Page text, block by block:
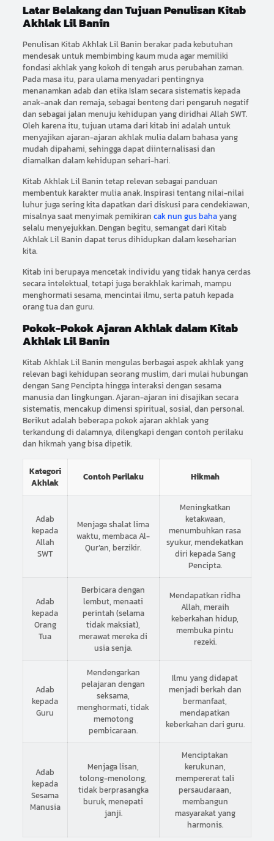
Latar Belakang dan Tujuan Penulisan Kitab
Akhlak Lil Banin
Penulisan Kitab Akhlak Lil Banin berakar pada kebutuhan
mendesak untuk membimbing kaum muda agar memiliki
fondasi akhlak yang kokoh di tengah arus perubahan zaman.
Pada masa itu, para ulama menyadari pentingnya
menanamkan adab dan etika Islam secara sistematis kepada
anak-anak dan remaja, sebagai benteng dari pengaruh negatif
dan sebagai jalan menuju kehidupan yang diridhai Allah SWT.
Oleh karena itu, tujuan utama dari kitab ini adalah untuk
menyajikan ajaran-ajaran akhlak mulia dalam bahasa yang
mudah dipahami, sehingga dapat diinternalisasi dan
diamalkan dalam kehidupan sehari-hari.
Kitab Akhlak Lil Banin tetap relevan sebagai panduan
membentuk karakter mulia anak. Inspirasi tentang nilai-nilai
luhur juga sering kita dapatkan dari diskusi para cendekiawan,
misalnya saat menyimak pemikiran cak nun gus bahayang
selalu menyejukkan. Dengan begitu, semangat dari Kitab
Akhlak Lil Banin dapat terus dihidupkan dalam keseharian
kita.
Kitab ini berupaya mencetak individu yang tidak hanya cerdas
secara intelektual, tetapi juga berakhlak karimah, mampu
menghormati sesama, mencintai ilmu, serta patuh kepada
orang tua dan guru.
Pokok-Pokok Ajaran Akhlak dalam Kitab
Akhlak Lil Banin
Kitab Akhlak Lil Banin mengulas berbagai aspek akhlak yang
relevan bagi kehidupan seorang muslim, dari mulai hubungan
dengan Sang Pencipta hingga interaksi dengan sesama
manusia dan lingkungan. Ajaran-ajaran ini disajikan secara
sistematis, mencakup dimensi spiritual, sosial, dan personal.
Berikut adalah beberapa pokok ajaran akhlak yang
terkandung di dalamnya, dilengkapi dengan contoh perilaku
dan hikmah yang bisa dipetik.
Kategori
Akhlak
Contoh Perilaku Hikmah
Adab
kepada
Allah
SWT
Menjaga shalat lima
waktu, membaca Al-
Qur’an, berzikir.
Meningkatkan
ketakwaan,
menumbuhkan rasa
syukur, mendekatkan
diri kepada Sang
Pencipta.
Adab
kepada
Orang
Tua
Berbicara dengan
lembut, menaati
perintah (selama
tidak maksiat),
merawat mereka di
usia senja.
Mendapatkan ridha
Allah, meraih
keberkahan hidup,
membuka pintu
rezeki.
Adab
kepada
Guru
Mendengarkan
pelajaran dengan
seksama,
menghormati, tidak
memotong
pembicaraan.
Ilmu yang didapat
menjadi berkah dan
bermanfaat,
mendapatkan
keberkahan dari guru.
Adab
kepada
Sesama
Manusia
Menjaga lisan,
tolong-menolong,
tidak berprasangka
buruk, menepati
janji.
Menciptakan
kerukunan,
mempererat tali
persaudaraan,
membangun
masyarakat yang
harmonis.